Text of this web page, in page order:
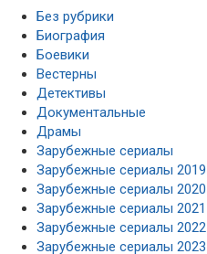
Без рубрики
Биография
Боевики
Вестерны
Детективы
Документальные
Драмы
Зарубежные сериалы
Зарубежные сериалы 2019
Зарубежные сериалы 2020
Зарубежные сериалы 2021
Зарубежные сериалы 2022
Зарубежные сериалы 2023